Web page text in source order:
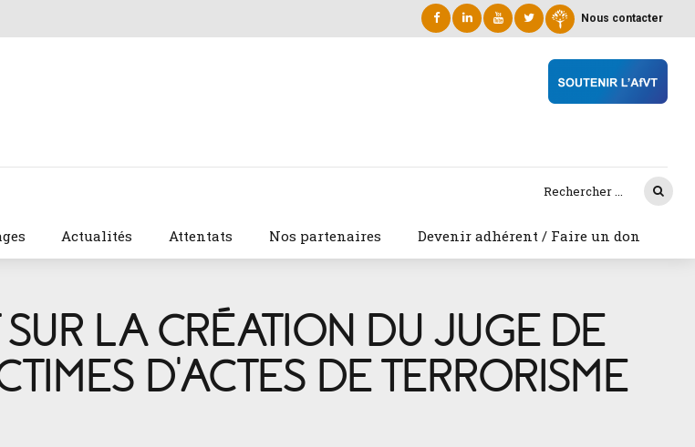
Nous contacter
Actualités Attentats Nos partenaires Devenir adhérent / Faire un don
LA CRÉATION DU JUGE DE
D’ACTES DE TERRORISME